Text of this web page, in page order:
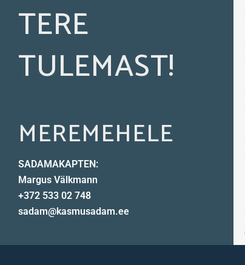
TERE
TULEMAST!
MEREMEHELE
SADAMAKAPTEN:
Margus Välkmann
+372 533 02 748
sadam@kasmusadam.ee